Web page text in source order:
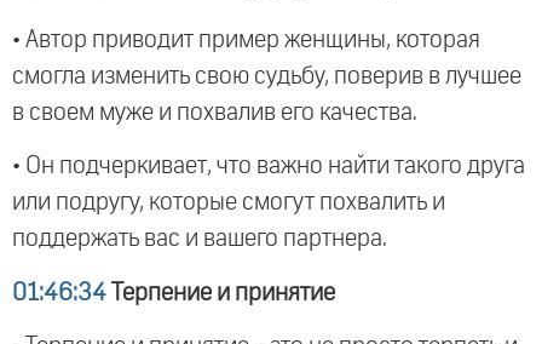
• Автор приводит пример женщины, которая
смогла изменить свою судьбу, поверив в лучшее
в своем муже и похвалив его качества.
• Он подчеркивает, что важно найти такого друга
или подругу, которые смогут похвалить и
поддержать вас и вашего партнера.
01:46:34 Терпение и принятие